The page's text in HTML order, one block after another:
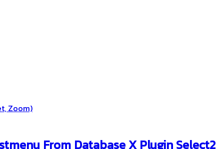
Zoom)
From Database X Plugin Select2